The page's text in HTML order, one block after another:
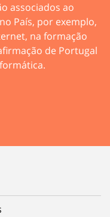
associados ao
País, por exemplo,
na formação
de Portugal